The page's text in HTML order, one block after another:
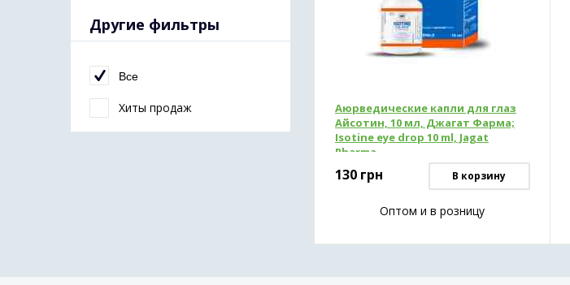
Другие фильтры
Все
Хиты продаж
Аюрведические капли для глаз
Айсотин, 10 мл, Джагат Фарма;
Isotine eye drop 10 ml, Jagat
Pharma
130 грн В корзину
Оптом и в розницу